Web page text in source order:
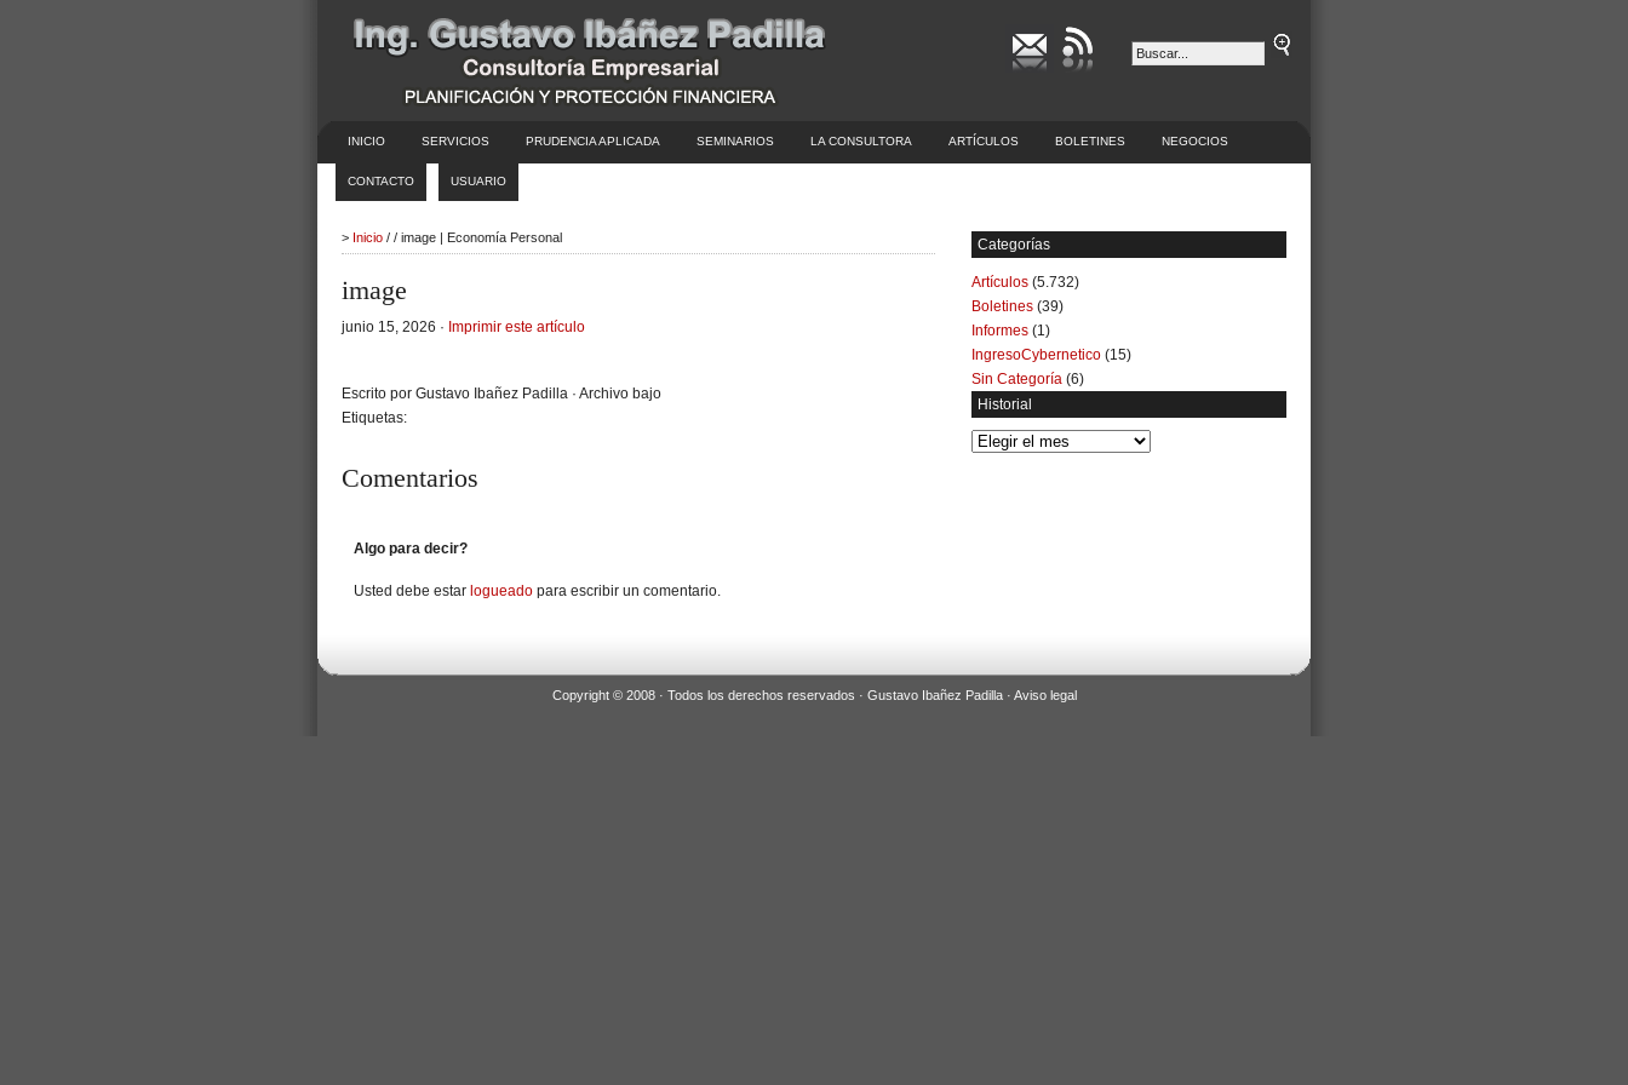
INICIO SERVICIOS PRUDENCIA APLICADA SEMINARIOS LA CONSULTORA ARTÍCULOS BOLETINES NEGOCIOS
CONTACTO USUARIO
> Inicio / / image | Economía Personal
image
junio 15, 2026 · Imprimir este artículo
Escrito por Gustavo Ibañez Padilla · Archivo bajo
Etiquetas:
Comentarios
Algo para decir?
Usted debe estar logueado para escribir un comentario.
Categorías
Artículos (5.732)
Boletines (39)
Informes (1)
IngresoCybernetico (15)
Sin Categoría (6)
Historial
Historial
Copyright © 2008 · Todos los derechos reservados · Gustavo Ibañez Padilla · Aviso legal